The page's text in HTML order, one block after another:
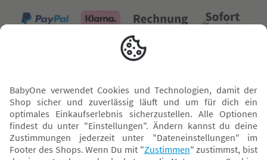
Versand mit